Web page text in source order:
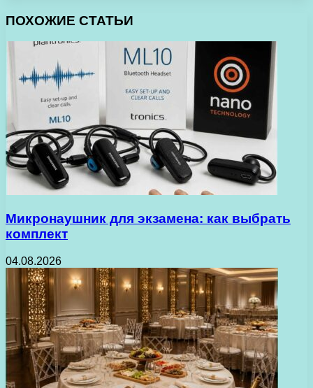
ПОХОЖИЕ СТАТЬИ
Микронаушник для экзамена: как выбрать
комплект
04.08.2026